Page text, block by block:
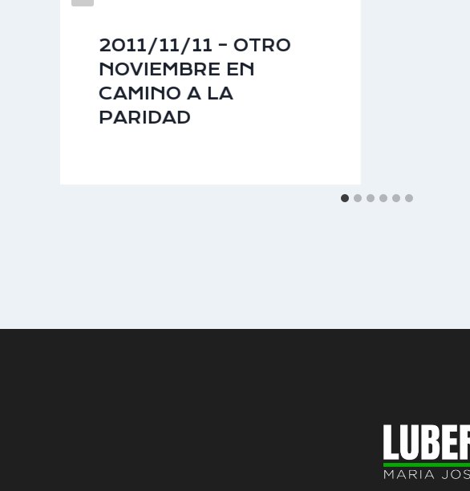
2011/11/11 – OTRO
NOVIEMBRE EN
CAMINO A LA
PARIDAD